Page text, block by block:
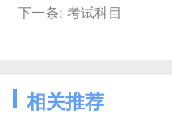
下一条: 考试科目
相关推荐